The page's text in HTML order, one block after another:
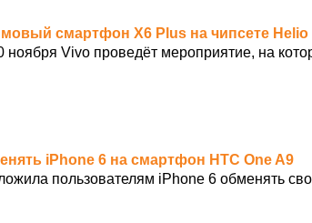
смартфон X6 Plus на чипсете Helio
ноября Vivo проведёт мероприятие, на
iPhone 6 на смартфон HTC One A9
пользователям iPhone 6 обменять